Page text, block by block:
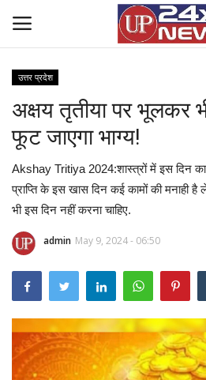
Home
Contact Us
राष्ट्रीय खबरें
उत्तर प्रदेश
बिज़नेस
मनोरंजन
उत्तर प्रदेश
अक्षय तृतीया पर भूलकर
फूट जाएगा भाग्य!
Akshay Tritiya 2024:शास्त्रों में इस दिन
प्राप्ति के इस खास दिन कई कामों की मनाही
भी इस दिन नहीं करना चाहिए.
admin May 9, 2024 - 06:50